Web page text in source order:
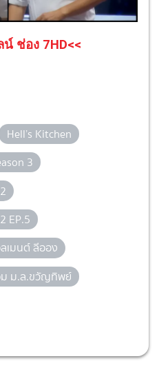
ช่อง 7HD<<
Hell’s Kitchen
3
EP.5
เมนต์ ลีออง
ม ม.ล.ขวัญทิพย์